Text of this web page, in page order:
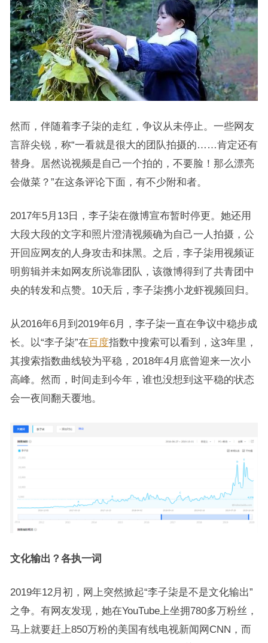
然而，伴随着李子柒的走红，争议从未停止。一些网友
言辞尖锐，称“一看就是很大的团队拍摄的……肯定还有
替身。居然说视频是自己一个拍的，不要脸！那么漂亮
会做菜？”在这条评论下面，有不少附和者。
2017年5月13日，李子柒在微博宣布暂时停更。她还用
大段大段的文字和照片澄清视频确为自己一人拍摄，公
开回应网友的人身攻击和抹黑。之后，李子柒用视频证
明剪辑并未如网友所说靠团队，该微博得到了共青团中
央的转发和点赞。10天后，李子柒携小龙虾视频回归。
从2016年6月到2019年6月，李子柒一直在争议中稳步成
长。以“李子柒”在百度指数中搜索可以看到，这3年里，
其搜索指数曲线较为平稳，2018年4月底曾迎来一次小
高峰。然而，时间走到今年，谁也没想到这平稳的状态
会一夜间翻天覆地。
文化输出？各执一词
2019年12月初，网上突然掀起“李子柒是不是文化输出”
之争。有网友发现，她在YouTube上坐拥780多万粉丝，
马上就要赶上850万粉的美国有线电视新闻网CNN，而